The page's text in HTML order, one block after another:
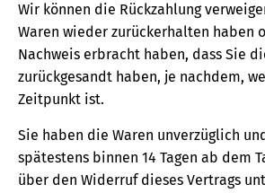
Wir können die Rückzahlung
Waren wieder zurückerhalten haben
Nachweis erbracht haben, dass Sie
zurückgesandt haben, je nachdem,
Zeitpunkt ist.
Sie haben die Waren unverzüglich
spätestens binnen 14 Tagen ab dem
über den Widerruf dieses Vertrags